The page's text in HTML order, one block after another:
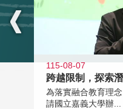
115-08-07
跨越限制，探索
為落實融合教育理
請國立嘉義大學辦...